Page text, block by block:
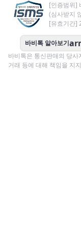
[인증범위]
(심사받지
[유효기간]
바비톡 알아보기
바비톡은 통신판매의 당
거래 등에 대해 책임을 지